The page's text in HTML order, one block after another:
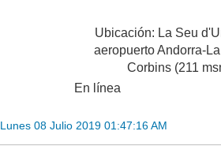
Ubicación: La Seu
aeropuerto Andorra-
Corbins (211
En línea
Lunes 08 Julio 2019 01:47:16 AM